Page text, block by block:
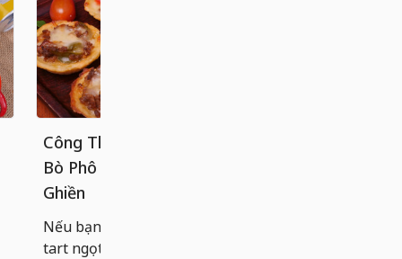
Công Thức Bánh Tart Khoai Tây
Bò Phô Mai Béo Ngậy, Ăn Là
Ghiền
Nếu bạn đã quá quen với các loại
tart ngọt, thì tart khoai tây nhân bò